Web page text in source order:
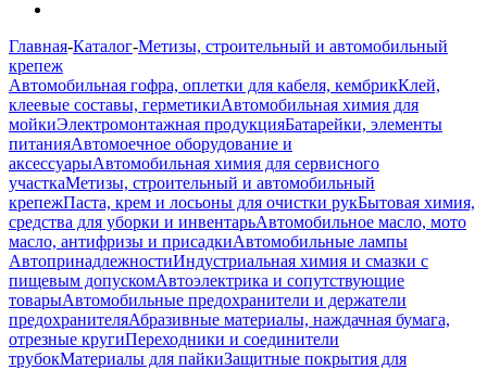
Главная-Каталог-Метизы, строительный и автомобильный
крепеж
Автомобильная гофра, оплетки для кабеля, кембрикКлей,
клеевые составы, герметикиАвтомобильная химия для
мойкиЭлектромонтажная продукцияБатарейки, элементы
питанияАвтомоечное оборудование и
аксессуарыАвтомобильная химия для сервисного
участкаМетизы, строительный и автомобильный
крепежПаста, крем и лосьоны для очистки рукБытовая химия,
средства для уборки и инвентарьАвтомобильное масло, мото
масло, антифризы и присадкиАвтомобильные лампы
АвтопринадлежностиИндустриальная химия и смазки с
пищевым допускомАвтоэлектрика и сопутствующие
товарыАвтомобильные предохранители и держатели
предохранителяАбразивные материалы, наждачная бумага,
отрезные кругиПереходники и соединители
трубокМатериалы для пайкиЗащитные покрытия для